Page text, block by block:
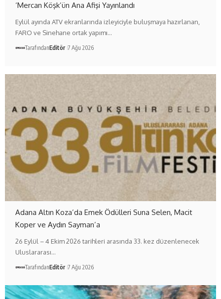
‘Mercan Köşk’ün Ana Afişi Yayınlandı
Eylül ayında ATV ekranlarında izleyiciyle buluşmaya hazırlanan,
FARO ve Sinehane ortak yapımı…
TarafındanEditör 7 Ağu 2026
Adana Altın Koza’da Emek Ödülleri Suna Selen, Macit
Koper ve Aydın Sayman’a
26 Eylül – 4 Ekim 2026 tarihleri arasında 33. kez düzenlenecek
Uluslararası…
TarafındanEditör 7 Ağu 2026